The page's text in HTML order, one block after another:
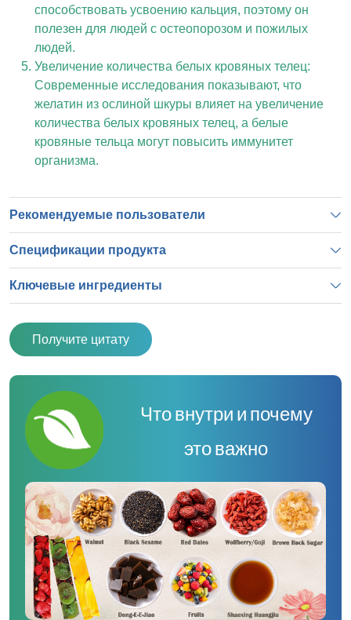
способствовать усвоению кальция, поэтому он
полезен для людей с остеопорозом и пожилых
людей.
Увеличение количества белых кровяных телец:
Современные исследования показывают, что
желатин из ослиной шкуры влияет на увеличение
количества белых кровяных телец, а белые
кровяные тельца могут повысить иммунитет
организма.
Рекомендуемые пользователи
Спецификации продукта
Ключевые ингредиенты
Получите цитату
Что внутри и почему
это важно